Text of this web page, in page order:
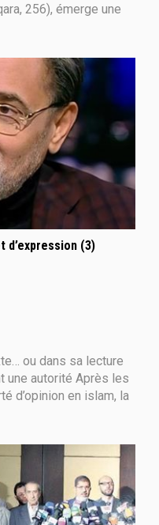
256), émerge une
délicate : Si Dieu est
t-Il laissé
d’expression (3)
ou dans sa lecture
une autorité Après les
d’opinion en islam, la